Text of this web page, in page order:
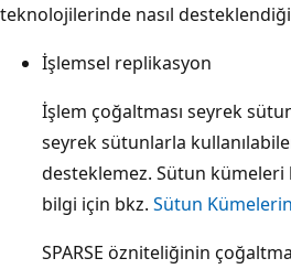
teknolojilerinde nasıl desteklendiği
İşlemsel replikasyon
İşlem çoğaltması seyrek
seyrek sütunlarla
desteklemez. Sütun kümeleri
bilgi için bkz. Sütun
SPARSE özniteliğinin